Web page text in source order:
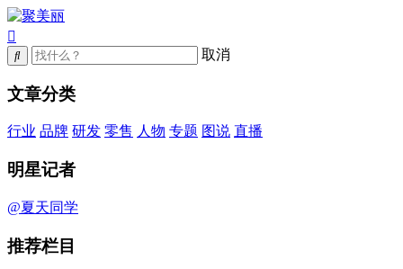
取消
文章分类
行业 品牌 研发 零售 人物 专题 图说 直播
明星记者
@夏天同学
推荐栏目